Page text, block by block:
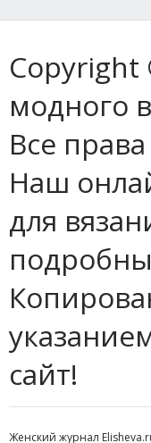
Copyright
модного
Все
Наш
для
сайт!
Женский журнал